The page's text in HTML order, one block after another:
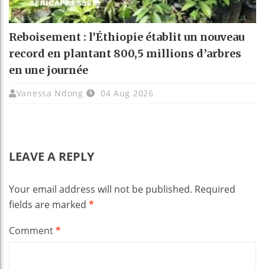
Reboisement : l’Éthiopie établit un nouveau
record en plantant 800,5 millions d’arbres
en une journée
Vanessa Ndong 04 Aug 2026
LEAVE A REPLY
Your email address will not be published. Required
fields are marked *
Comment*